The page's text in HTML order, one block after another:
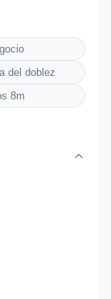
del doblez
8m